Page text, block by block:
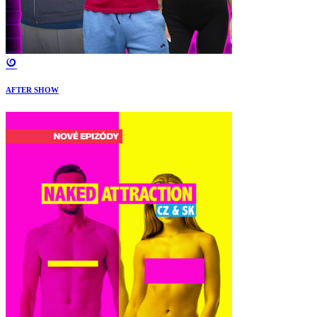
AFTER SHOW